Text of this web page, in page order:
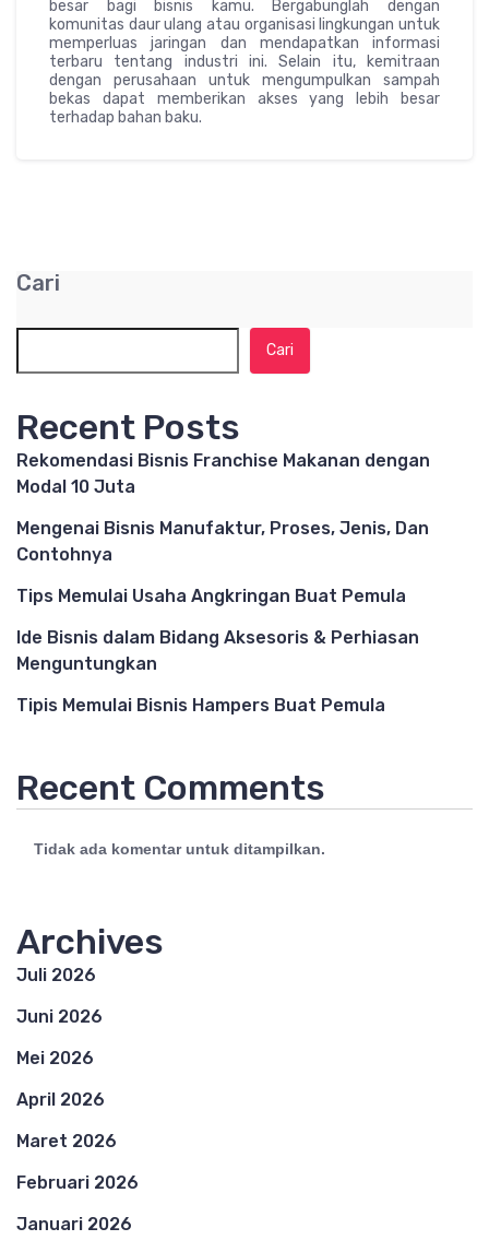
besar bagi bisnis kamu. Bergabunglah dengan
komunitas daur ulang atau organisasi lingkungan untuk
memperluas jaringan dan mendapatkan informasi
terbaru tentang industri ini. Selain itu, kemitraan
dengan perusahaan untuk mengumpulkan sampah
bekas dapat memberikan akses yang lebih besar
terhadap bahan baku.
Cari
Cari
Recent Posts
Rekomendasi Bisnis Franchise Makanan dengan
Modal 10 Juta
Mengenai Bisnis Manufaktur, Proses, Jenis, Dan
Contohnya
Tips Memulai Usaha Angkringan Buat Pemula
Ide Bisnis dalam Bidang Aksesoris & Perhiasan
Menguntungkan
Tipis Memulai Bisnis Hampers Buat Pemula
Recent Comments
Tidak ada komentar untuk ditampilkan.
Archives
Juli 2026
Juni 2026
Mei 2026
April 2026
Maret 2026
Februari 2026
Januari 2026